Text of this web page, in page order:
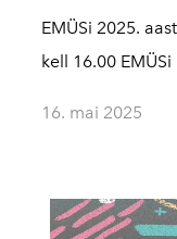
EMÜSi 2025.
kell 16.00 EMÜSi
16. mai 2025